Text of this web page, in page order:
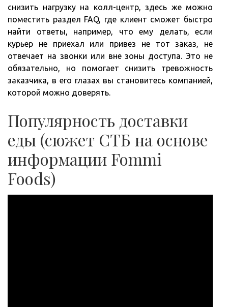
снизить нагрузку на колл-центр, здесь же можно
поместить раздел FAQ, где клиент сможет быстро
найти ответы, например, что ему делать, если
курьер не приехал или привез не тот заказ, не
отвечает на звонки или вне зоны доступа. Это не
обязательно, но помогает снизить тревожность
заказчика, в его глазах вы становитесь компанией,
которой можно доверять.
Популярность доставки
еды (сюжет СТБ на основе
информации Fommi
Foods)